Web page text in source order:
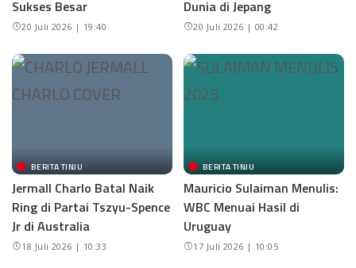
Sukses Besar
20 Juli 2026 | 19:40
Dunia di Jepang
20 Juli 2026 | 00:42
BERITA TINJU
Jermall Charlo Batal Naik
Ring di Partai Tszyu-Spence
Jr di Australia
18 Juli 2026 | 10:33
BERITA TINJU
Mauricio Sulaiman Menulis:
WBC Menuai Hasil di
Uruguay
17 Juli 2026 | 10:05